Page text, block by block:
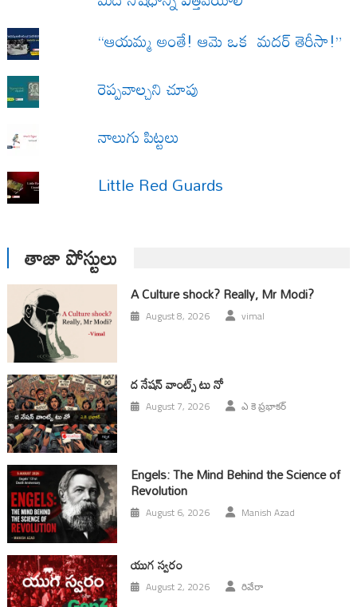
“ఆయమ్మ అంతే! ఆమె ఒక మదర్ తెరీసా!”
రెప్పవాల్చని చూపు
నాలుగు పిట్టలు
Little Red Guards
తాజా పోస్టులు
A Culture shock? Really, Mr Modi?
August 8, 2026 vimal
ద నేషన్ వాంట్స్ టు నో
August 7, 2026 ఎ కె ప్రభాకర్
Engels: The Mind Behind the Science of
Revolution
August 6, 2026 Manish Azad
యుగ స్వ‌రం
August 2, 2026 రివేరా